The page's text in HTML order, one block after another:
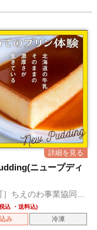
ニュープディ
］ちえのわ事業協同組
込
み 冷凍